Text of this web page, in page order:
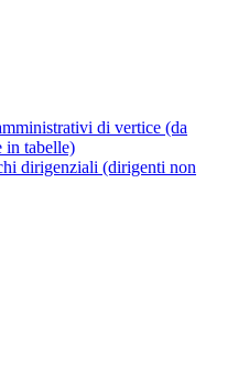
di vertice (da
in tabelle)
dirigenziali (dirigenti non